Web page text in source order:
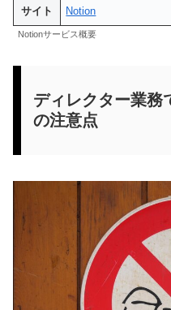
サイト Notion
Notionサービス概要
ディレクター業務
の注意点